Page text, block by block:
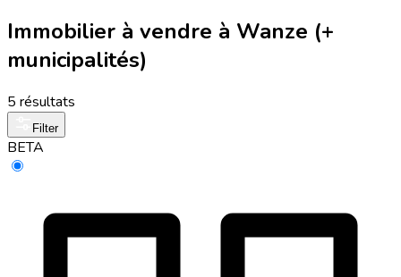
Immobilier à vendre à Wanze (+
municipalités)
5 résultats
Filter
BETA